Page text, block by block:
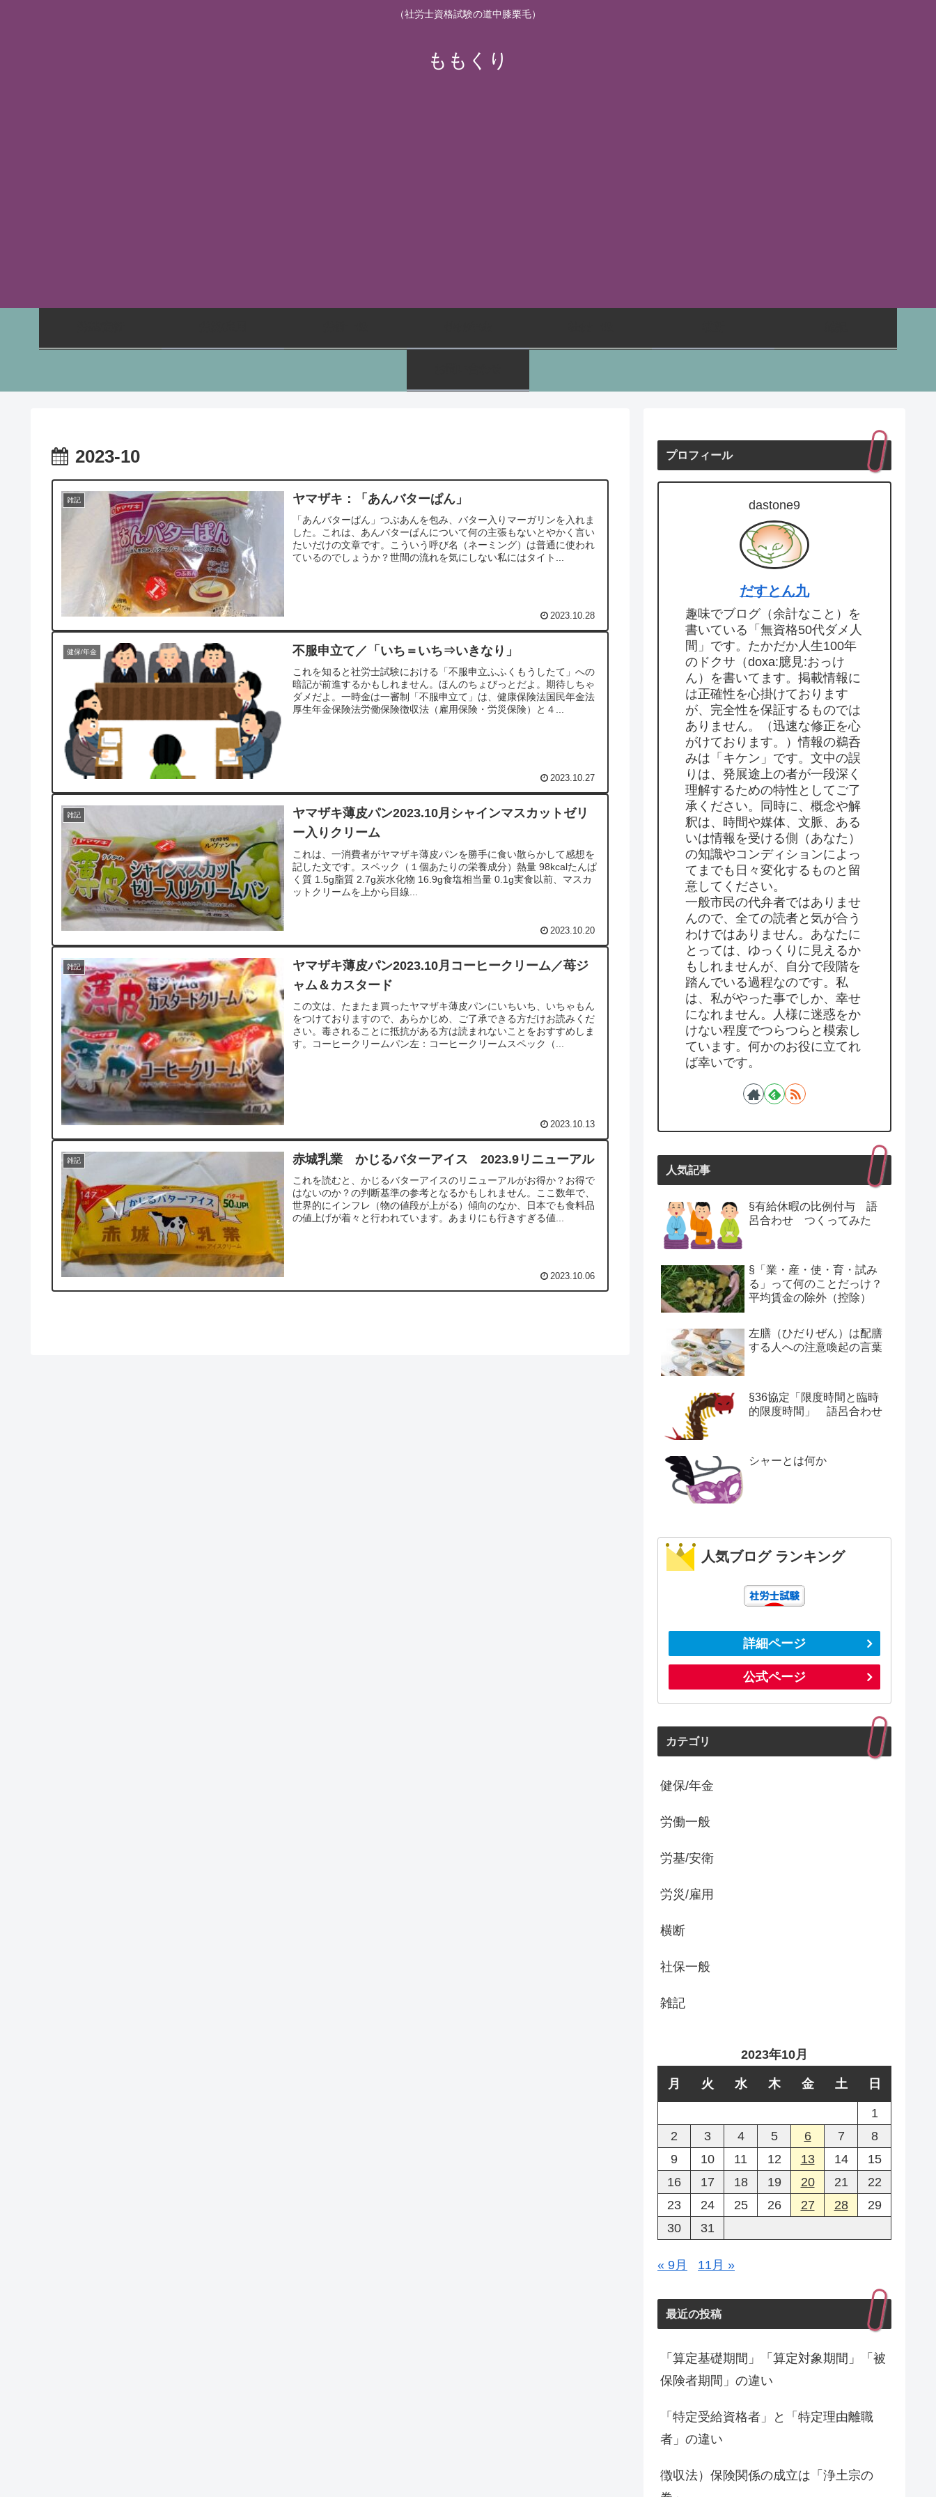
（社労士資格試験の道中膝栗毛）
ももくり
2023-10
雑記 ヤマザキ：「あんバターぱん」
「あんバターぱん」つぶあんを包み、バター入りマーガリンを入れま
した。これは、あんバターぱんについて何の主張もないとやかく言い
たいだけの文章です。こういう呼び名（ネーミング）は普通に使われ
ているのでしょうか？世間の流れを気にしない私にはタイト...
2023.10.28
健保/年金 不服申立て／「いち＝いち⇒いきなり」
これを知ると社労士試験における「不服申立ふふくもうしたて」への
暗記が前進するかもしれません。ほんのちょびっとだよ。期待しちゃ
ダメだよ。一時金は一審制「不服申立て」は、健康保険法国民年金法
厚生年金保険法労働保険徴収法（雇用保険・労災保険）と４...
2023.10.27
雑記
ヤマザキ薄皮パン2023.10月シャインマスカットゼリ
ー入りクリーム
これは、一消費者がヤマザキ薄皮パンを勝手に食い散らかして感想を
記した文です。スペック（１個あたりの栄養成分）熱量 98kcalたんぱ
く質 1.5g脂質 2.7g炭水化物 16.9g食塩相当量 0.1g実食以前、マスカ
ットクリームを上から目線...
2023.10.20
雑記
ヤマザキ薄皮パン2023.10月コーヒークリーム／苺ジ
ャム＆カスタード
この文は、たまたま買ったヤマザキ薄皮パンにいちいち、いちゃもん
をつけておりますので、あらかじめ、ご了承できる方だけお読みくだ
さい。毒されることに抵抗がある方は読まれないことをおすすめしま
す。コーヒークリームパン左：コーヒークリームスペック（...
2023.10.13
雑記 赤城乳業 かじるバターアイス 2023.9リニューアル
これを読むと、かじるバターアイスのリニューアルがお得か？お得で
はないのか？の判断基準の参考となるかもしれません。ここ数年で、
世界的にインフレ（物の値段が上がる）傾向のなか、日本でも食料品
の値上げが着々と行われています。あまりにも行きすぎる値...
2023.10.06
プロフィール
dastone9
だすとん九
趣味でブログ（余計なこと）を
書いている「無資格50代ダメ人
間」です。たかだか人生100年
のドクサ（doxa:臆見:おっけ
ん）を書いてます。掲載情報に
は正確性を心掛けております
が、完全性を保証するものでは
ありません。（迅速な修正を心
がけております。）情報の鵜呑
みは「キケン」です。文中の誤
りは、発展途上の者が一段深く
理解するための特性としてご了
承ください。同時に、概念や解
釈は、時間や媒体、文脈、ある
いは情報を受ける側（あなた）
の知識やコンディションによっ
てまでも日々変化するものと留
意してください。
一般市民の代弁者ではありませ
んので、全ての読者と気が合う
わけではありません。あなたに
とっては、ゆっくりに見えるか
もしれませんが、自分で段階を
踏んでいる過程なのです。私
は、私がやった事でしか、幸せ
になれません。人様に迷惑をか
けない程度でつらつらと模索し
ています。何かのお役に立てれ
ば幸いです。
人気記事
§有給休暇の比例付与 語
呂合わせ つくってみた
§「業・産・使・育・試み
る」って何のことだっけ？
平均賃金の除外（控除）
左膳（ひだりぜん）は配膳
する人への注意喚起の言葉
§36協定「限度時間と臨時
的限度時間」 語呂合わせ
シャーとは何か
人気ブログ ランキング
詳細ページ
公式ページ
カテゴリ
健保/年金
労働一般
労基/安衛
労災/雇用
横断
社保一般
雑記
2023年10月
月 火 水 木 金 土 日
1
2
3 4 5 6 7
8
9
10 11 12 13 14
15
16
17 18 19 20 21
22
23
24 25 26 27 28
29
30
31
« 9月 11月 »
最近の投稿
「算定基礎期間」「算定対象期間」「被
保険者期間」の違い
「特定受給資格者」と「特定理由離職
者」の違い
徴収法）保険関係の成立は「浄土宗の